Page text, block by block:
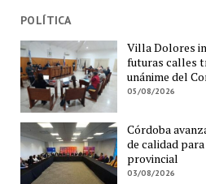
POLÍTICA
Villa Dolores
futuras calles
unánime del
05/08/2026
Córdoba
de calidad
provincial
03/08/2026